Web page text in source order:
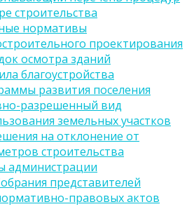
строительства
нормативы
проектирования
осмотра зданий
благоустройства
развития поселения
разрешенный вид
земельных участков
на отклонение от
строительства
администрации
представителей
правовых актов